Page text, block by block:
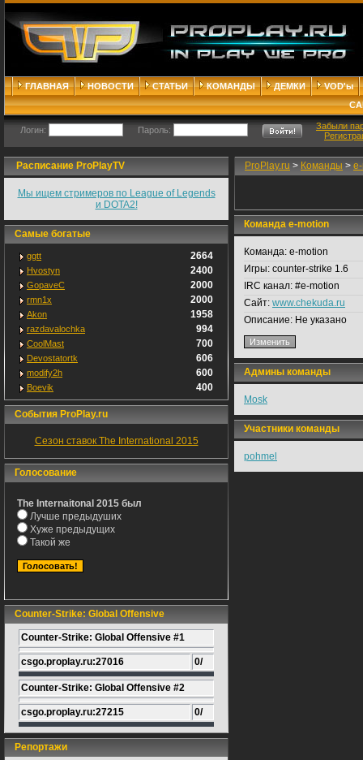
ГЛАВНАЯ НОВОСТИ СТАТЬИ КОМАНДЫ ДЕМКИ
VOD'ы
Логин: Пароль:
Забыли
Расписание ProPlayTV
Мы ищем стримеров по League of Legends
и DOTA2!
Самые богатые
ggtt 2664
Hvostyn 2400
GopaveC 2000
rmn1x 2000
Akon 1958
razdavalochka 994
CoolMast 700
Devostatortk 606
modify2h 600
Boevik 400
События ProPlay.ru
Сезон ставок The International 2015
Голосование
The Internaitonal 2015 был
Лучше предыдуших
Хуже предыдущих
Такой же
Counter-Strike: Global Offensive
Counter-Strike: Global Offensive #1
csgo.proplay.ru:27016 0/
Counter-Strike: Global Offensive #2
csgo.proplay.ru:27215 0/
Репортажи
ProPlay.ru > Команды >
Команда e-motion
Команда: e-motion
Игры: counter-strike 1.6
IRC канал: #e-motion
Сайт: www.chekuda.ru
Описание: Не указано
Админы команды
Mosk
Участники команды
pohmel